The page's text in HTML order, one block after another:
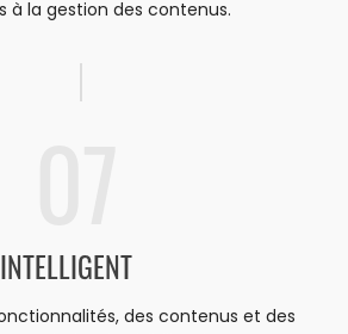
à la gestion des contenus.
des contenus et des